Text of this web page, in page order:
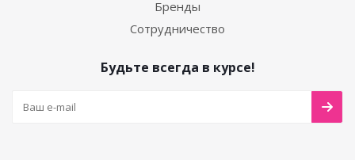
Бренды
Сотрудничество
Будьте всегда в курсе!